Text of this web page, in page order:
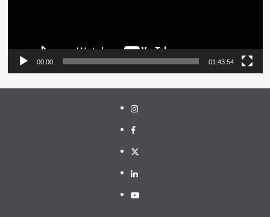
00:00 01:43:54
Instagram
Facebook
Twitter
Linkedin
Youtube